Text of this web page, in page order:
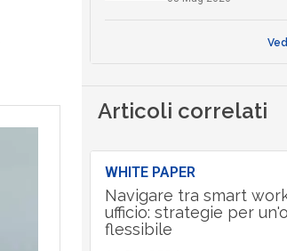
Articoli correlati
WHITE PAPER
Navigare tra smart
ufficio: strategie per
flessibile